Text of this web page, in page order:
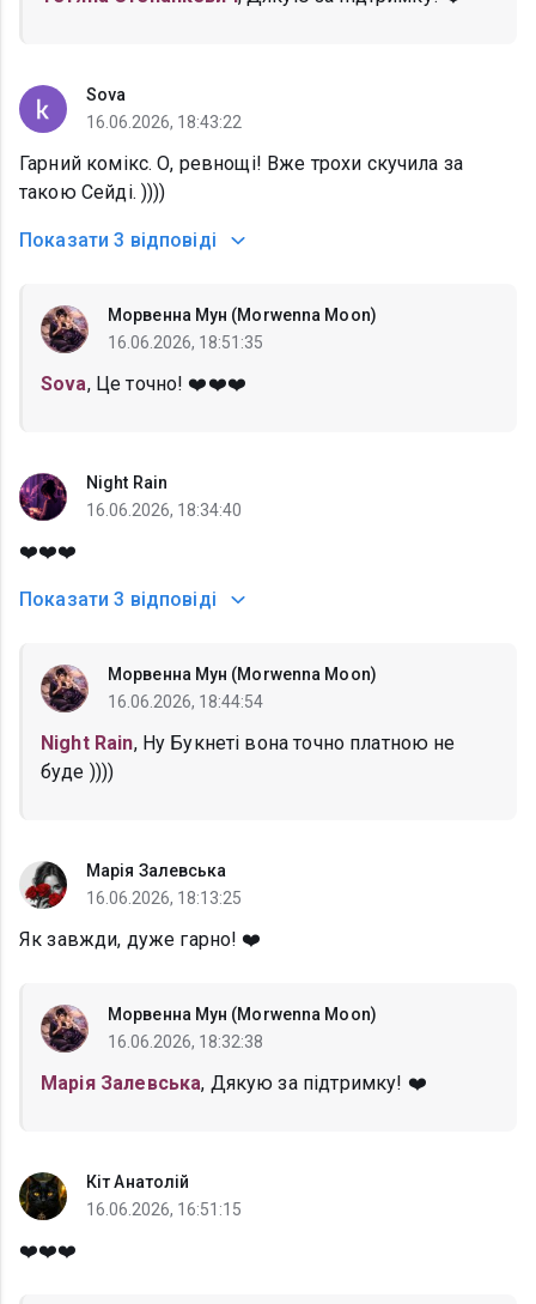
Sova
16.06.2026, 18:43:22
Гарний комікс. О, ревнощі! Вже трохи скучила за
такою Сейді. ))))
Показати 3 відповіді
Морвенна Мун (Morwenna Moon)
16.06.2026, 18:51:35
Sova, Це точно! ❤️❤️❤️
Night Rain
16.06.2026, 18:34:40
❤️❤️❤️
Показати 3 відповіді
Морвенна Мун (Morwenna Moon)
16.06.2026, 18:44:54
Night Rain, Ну Букнеті вона точно платною не
буде ))))
Марія Залевська
16.06.2026, 18:13:25
Як завжди, дуже гарно! ❤️
Морвенна Мун (Morwenna Moon)
16.06.2026, 18:32:38
Марія Залевська, Дякую за підтримку! ❤️
Кіт Анатолій
16.06.2026, 16:51:15
❤️❤️❤️